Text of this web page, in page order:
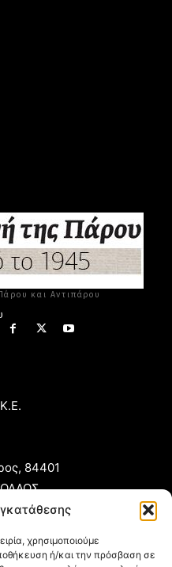
χρησιμοποιούμε
ή/και την πρόσβαση σε
και Αντιπάρου
84401